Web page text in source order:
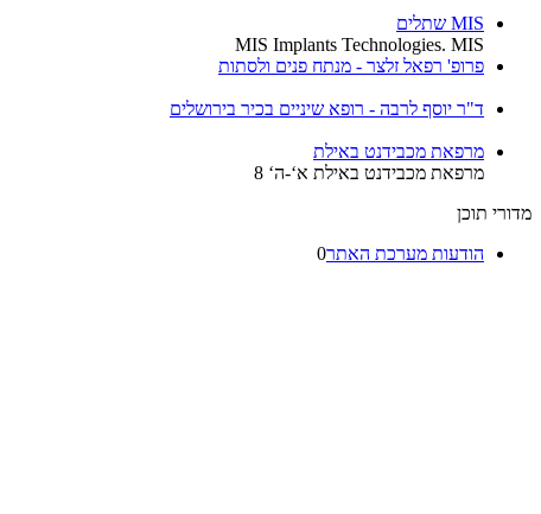
MIS שתלים
MIS Implants Technologies. MIS
פרופ' רפאל זלצר - מנתח פנים ולסתות
ד"ר יוסף לרבה - רופא שיניים בכיר בירושלים
מרפאת מכבידנט באילת
מרפאת מכבידנט באילת א‘-ה‘ 8
מדורי תוכן
הודעות מערכת האתר0